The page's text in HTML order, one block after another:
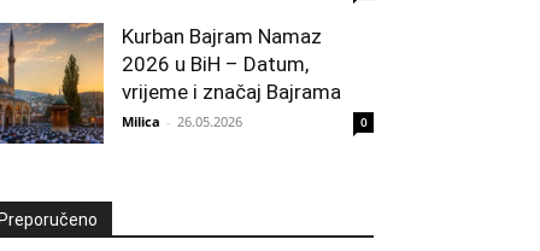
Kurban Bajram Namaz
2026 u BiH – Datum,
vrijeme i značaj Bajrama
Milica - 26.05.2026 0